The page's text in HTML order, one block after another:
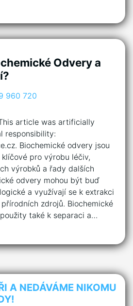
Odvery a
article was artificially
responsibility:
Biochemické odvery jsou
pro výrobu léčiv,
výrobků a řady dalších
odvery mohou být buď
a využívají se k extrakci
zdrojů. Biochemické
také k separaci a…
A NEDÁVÁME NIKOMU